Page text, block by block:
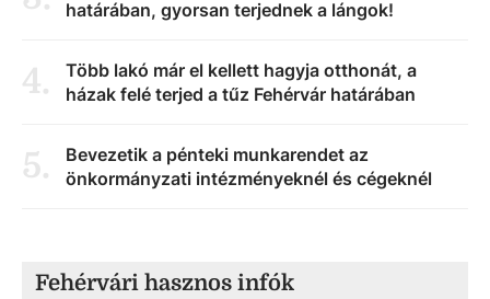
határában, gyorsan terjednek a lángok!
4.
Több lakó már el kellett hagyja otthonát, a
házak felé terjed a tűz Fehérvár határában
5.
Bevezetik a pénteki munkarendet az
önkormányzati intézményeknél és cégeknél
Fehérvári hasznos infók